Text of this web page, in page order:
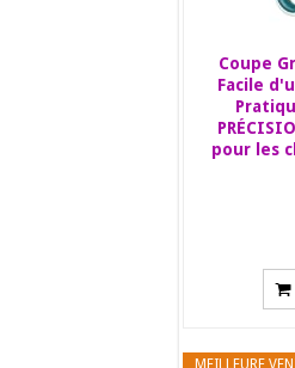
Coupe
Facile
pour les
MEILLEURE